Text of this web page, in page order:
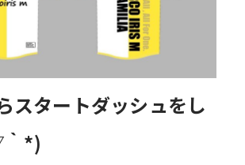
スタートダッシュをし
*)